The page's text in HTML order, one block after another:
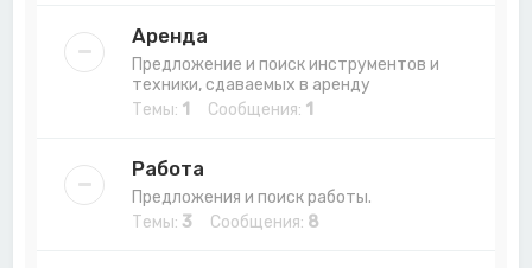
Аренда
Предложение и поиск инструментов и
техники, сдаваемых в аренду
Темы: 1 Сообщения: 1
Работа
Предложения и поиск работы.
Темы: 3 Сообщения: 8